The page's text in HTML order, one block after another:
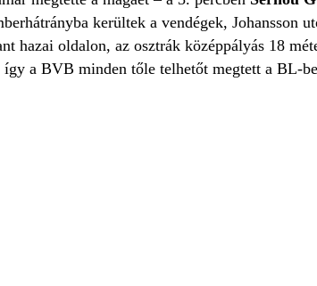
kerültek a vendégek, Johansson
hazai oldalon, az osztrák középpályás 18
így a BVB minden tőle telhetőt megtett a BL-